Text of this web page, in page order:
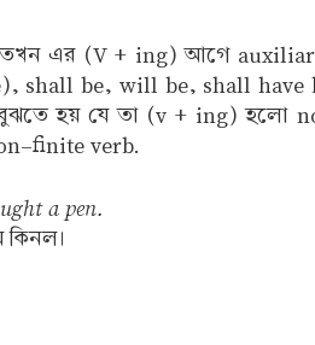
এর (V + ing) আগে
be, will be, shall have
হয় যে তা (v + ing) হলো
finite verb.
a pen.
কিনল।